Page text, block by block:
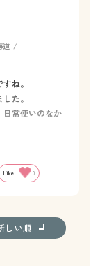
道
ね。
た。
日常使いのなか
Like! 0
しい順